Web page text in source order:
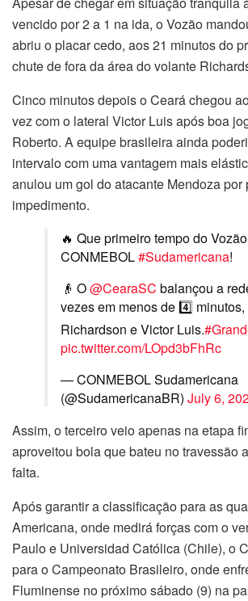
vencido por 2 a 1 na ida, o Vozão
abriu o placar cedo, aos 21 minutos do
chute de fora da área do volante
Cinco minutos depois o Ceará chegou
vez com o lateral Victor Luis após boa
Roberto. A equipe brasileira ainda
intervalo com uma vantagem mais
anulou um gol do atacante Mendoza por
impedimento.
🔥 Que primeiro tempo do
CONMEBOL#Sudamericana!
👴 O@CearaSC balançou a
vezes em menos de 4️⃣
Richardson e Victor Luis.
pic.twitter.com/LOpd3bFhRc
— CONMEBOL Sudamericana
(@SudamericanaBR) July 6,
Assim, o terceiro veio apenas na etapa
aproveitou bola que bateu no travessão
falta.
Após garantir a classificação para as
Americana, onde medirá forças com o
Paulo e Universidad Católica (Chile), o
para o Campeonato Brasileiro, onde
Fluminense no próximo sábado (9) na